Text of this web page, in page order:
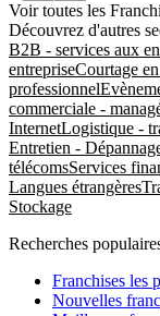
Voir toutes les
Découvrez d'autres
B2B - services aux
entrepriseCourtage
professionnel
commerciale -
InternetLogistique -
Entretien -
télécomsServices
Langues étrangères
Stockage
Recherches
Franchises les
Nouvelles